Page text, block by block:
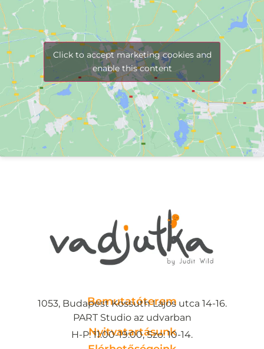
Click to accept marketing cookies and
enable this content
Bemutatóterem
1053, Budapest Kossuth Lajos utca 14-16.
PART Studio az udvarban
Nyitvatartásunk
H-P: 11:00-19:00, Szo: 10-14.